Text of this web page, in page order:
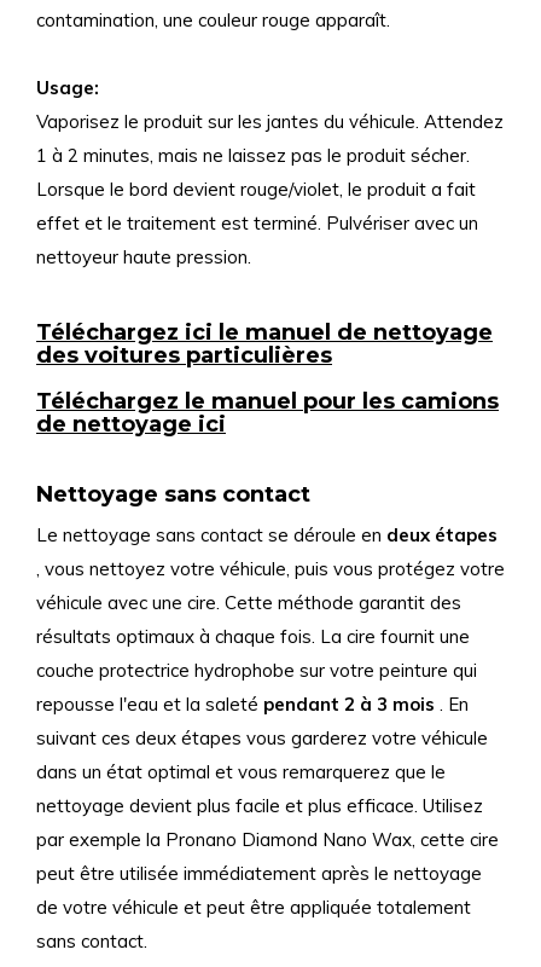
contamination, une couleur rouge apparaît.
Usage:
Vaporisez le produit sur les jantes du véhicule. Attendez
1 à 2 minutes, mais ne laissez pas le produit sécher.
Lorsque le bord devient rouge/violet, le produit a fait
effet et le traitement est terminé. Pulvériser avec un
nettoyeur haute pression.
Téléchargez ici le manuel de nettoyage
des voitures particulières
Téléchargez le manuel pour les camions
de nettoyage ici
Nettoyage sans contact
Le nettoyage sans contact se déroule en deux étapes
, vous nettoyez votre véhicule, puis vous protégez votre
véhicule avec une cire. Cette méthode garantit des
résultats optimaux à chaque fois. La cire fournit une
couche protectrice hydrophobe sur votre peinture qui
repousse l'eau et la saleté pendant 2 à 3 mois . En
suivant ces deux étapes vous garderez votre véhicule
dans un état optimal et vous remarquerez que le
nettoyage devient plus facile et plus efficace. Utilisez
par exemple la Pronano Diamond Nano Wax, cette cire
peut être utilisée immédiatement après le nettoyage
de votre véhicule et peut être appliquée totalement
sans contact.